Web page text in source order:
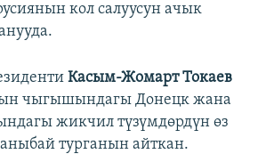
кол салуусун ачык
Касым-Жомарт Токаев
чыгышындагы Донецк жана
жикчил түзүмдөрдүн өз
турганын айткан.